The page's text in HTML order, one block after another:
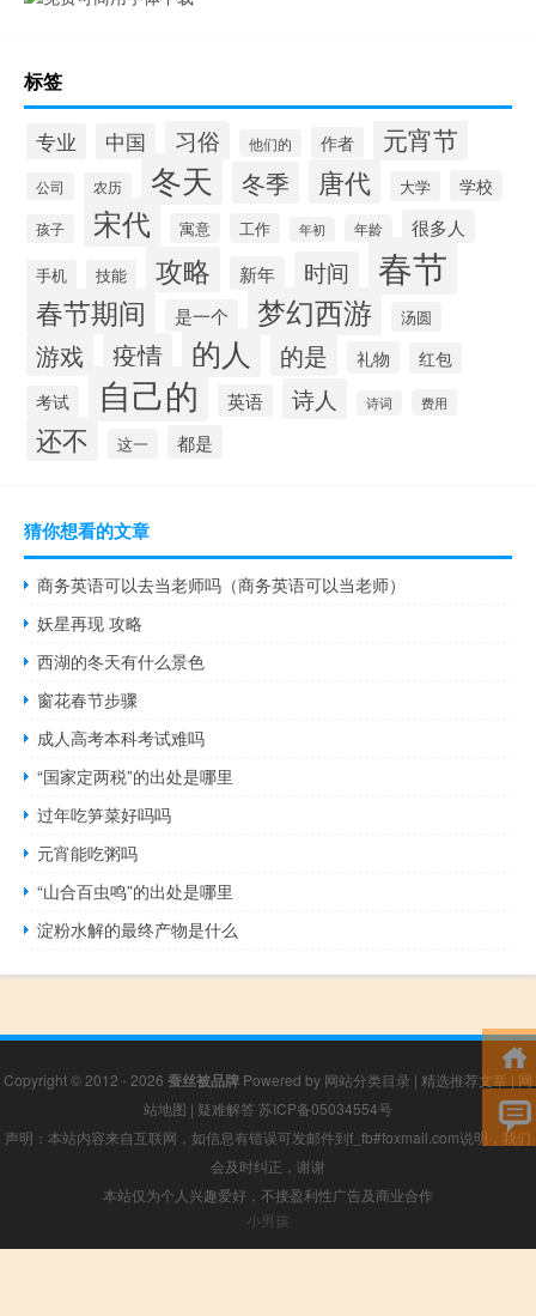
标签
专业 中国 习俗 他们的 作者 元宵节
公司 农历 冬天 冬季 唐代 大学 学校
孩子 宋代 寓意 工作 年初 年龄 很多人
手机 技能 攻略 新年 时间 春节
春节期间 是一个 梦幻西游 汤圆
游戏 疫情 的人 的是 礼物
红包
考试
自己的 英语 诗人 诗词 费用
还不 这一 都是
猜你想看的文章
商务英语可以去当老师吗（商务英语可以当老师）
妖星再现 攻略
西湖的冬天有什么景色
窗花春节步骤
成人高考本科考试难吗
“国家定两税”的出处是哪里
过年吃笋菜好吗吗
元宵能吃粥吗
“山合百虫鸣”的出处是哪里
淀粉水解的最终产物是什么
Copyright © 2012 - 2026 蚕丝被品牌 Powered by 网站分类目录 | 精选推荐文章 | 网
站地图 | 疑难解答 苏ICP备05034554号
声明：本站内容来自互联网，如信息有错误可发邮件到f_fb#foxmail.com说明，我们
会及时纠正，谢谢
本站仅为个人兴趣爱好，不接盈利性广告及商业合作
小男孩